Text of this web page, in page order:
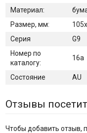
Материал:
Размер, мм:
Серия
G9
Номер по
каталогу:
16а
Состояние AU
Отзывы
Чтобы добавить отзыв,